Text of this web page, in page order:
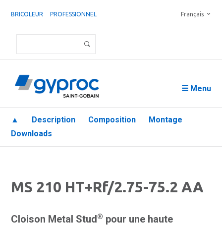
BRICOLEUR PROFESSIONNEL Français
☰ Menu
▲ Description Composition
Montage
Downloads
MS 210 HT+Rf/2.75-75.2 AA
Cloison Metal Stud® pour une haute